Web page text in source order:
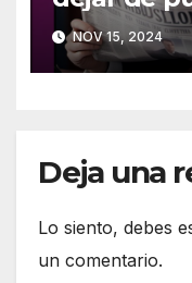
(Twitter)
NOV 15, 2024
Deja una
Lo siento, debes
un comentario.